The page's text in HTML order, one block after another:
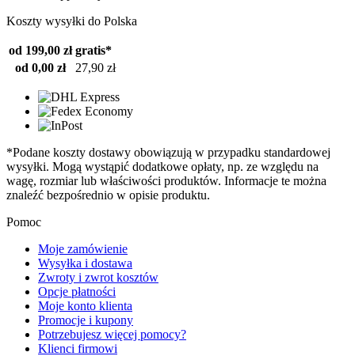
Koszty wysyłki do Polska
od 199,00 zł gratis*
od 0,00 zł
27,90 zł
*Podane koszty dostawy obowiązują w przypadku standardowej
wysyłki. Mogą wystąpić dodatkowe opłaty, np. ze względu na
wagę, rozmiar lub właściwości produktów. Informacje te można
znaleźć bezpośrednio w opisie produktu.
Pomoc
Moje zamówienie
Wysyłka i dostawa
Zwroty i zwrot kosztów
Opcje płatności
Moje konto klienta
Promocje i kupony
Potrzebujesz więcej pomocy?
Klienci firmowi